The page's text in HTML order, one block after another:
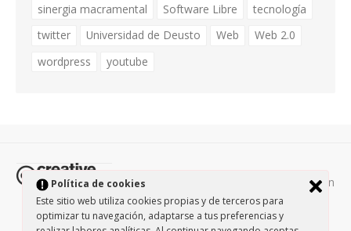
Política de cookies
Este sitio web utiliza cookies propias y de terceros para
optimizar tu navegación, adaptarse a tus preferencias y
sinergia macramental
Software Libre
tecnología
twitter
Universidad de Deusto Web
Web 2.0
wordpress
youtube
Todos los contenidos de esta página están
protegidos por la licencia Creative Commons Attribution-
NonCommercial-ShareAlike 3.0. / Política de privacidad